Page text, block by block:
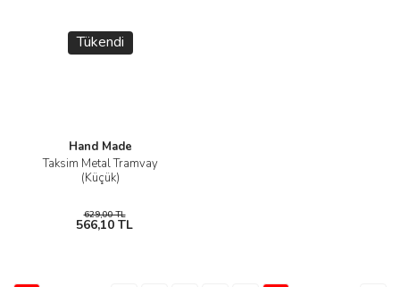
Tükendi
Hand Made
Taksim Metal Tramvay
(Küçük)
629,00 TL
566,10 TL